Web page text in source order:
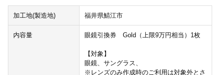
加工地(製造地) 福井県鯖江市
内容量 眼鏡引換券 Gold（上限9万円相当）1枚
【対象】
眼鏡、サングラス、
※レンズのみ作成時のご利用は対象外とさ